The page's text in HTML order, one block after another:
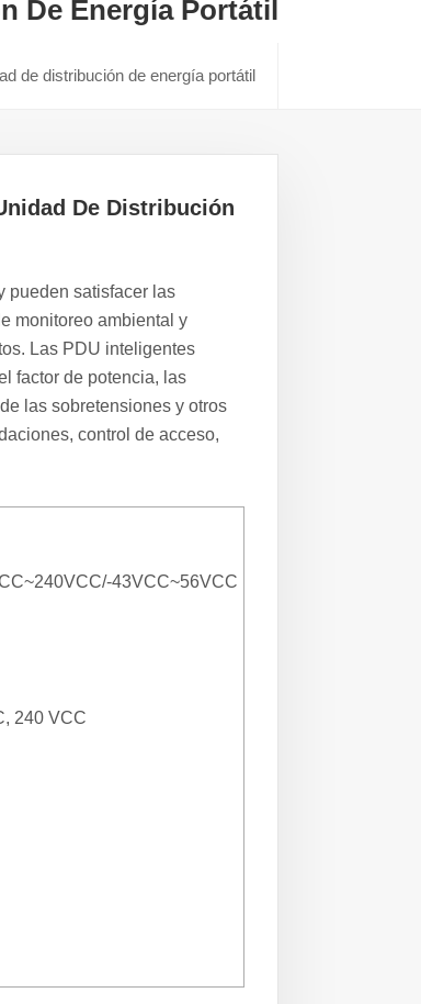
De Energía Portátil
de distribución de energía portátil
De Distribución
pueden satisfacer las
monitoreo ambiental y
Las PDU inteligentes
factor de potencia, las
las sobretensiones y otros
control de acceso,
43VCC~56VCC
240 VCC